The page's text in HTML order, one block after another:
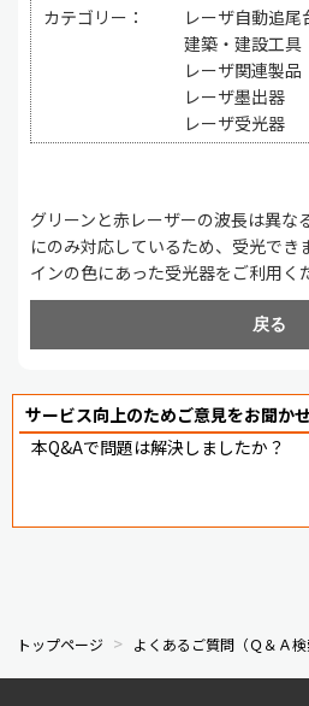
カテゴリー：
レーザ自動追尾
建築・建設工具
レーザ関連製品
レーザ墨出器
レーザ受光器
グリーンと赤レーザーの波長は異な
にのみ対応しているため、受光でき
インの色にあった受光器をご利用く
戻る
サービス向上のためご意見をお聞か
本Q&Aで問題は解決しましたか？
トップページ よくあるご質問（Ｑ＆Ａ検